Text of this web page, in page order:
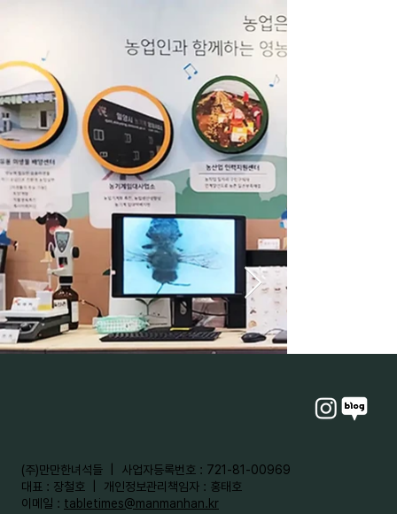
​(주)만만한녀석들 | 사업자등록번호 : 721-81-00969
대표 : 장철호 | 개인정보관리책임자 : 홍태호
이메일 : tabletimes@manmanhan.kr